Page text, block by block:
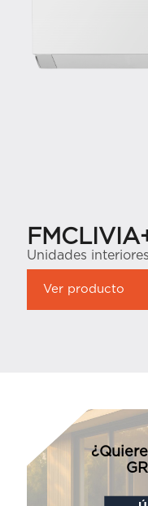
Unidades
Ver producto